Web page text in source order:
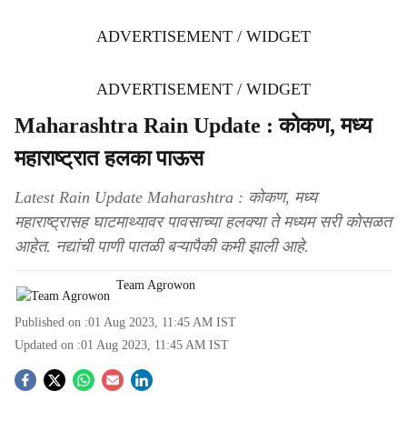
ADVERTISEMENT / WIDGET
ADVERTISEMENT / WIDGET
Maharashtra Rain Update : कोकण, मध्य
महाराष्ट्रात हलका पाऊस
Latest Rain Update Maharashtra : कोकण, मध्य
महाराष्ट्रासह घाटमाथ्यावर पावसाच्या हलक्या ते मध्यम सरी कोसळत
आहेत. नद्यांची पाणी पातळी बऱ्यापैकी कमी झाली आहे.
Team Agrowon
Published on :01 Aug 2023, 11:45 AM IST
Updated on :01 Aug 2023, 11:45 AM IST
S